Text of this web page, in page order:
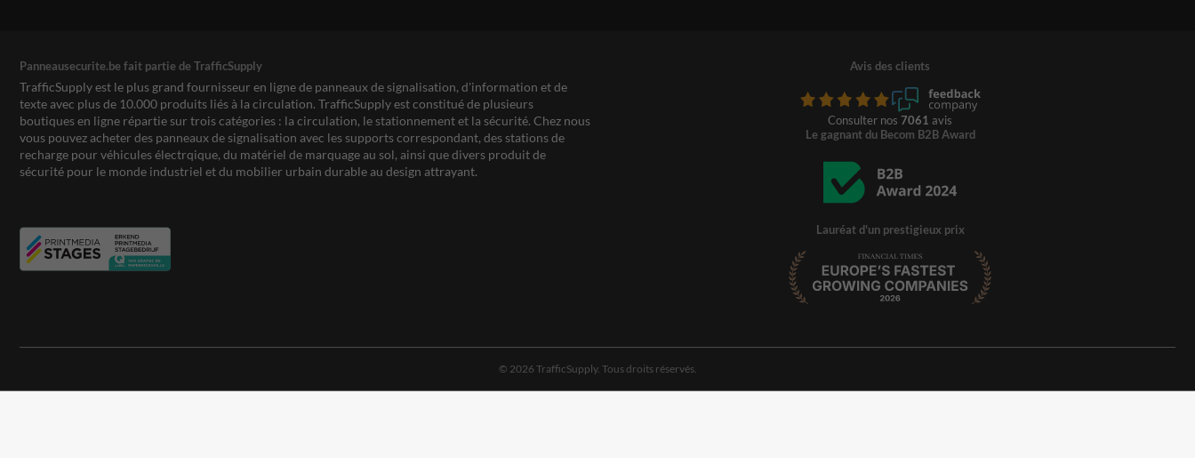
Panneausecurite.be fait partie de TrafficSupply
TrafficSupply est le plus grand fournisseur en ligne de panneaux de signalisation, d'information et de
texte avec plus de 10.000 produits liés à la circulation. TrafficSupply est constitué de plusieurs
boutiques en ligne répartie sur trois catégories : la circulation, le stationnement et la sécurité. Chez nous
vous pouvez acheter des panneaux de signalisation avec les supports correspondant, des stations de
recharge pour véhicules électrqique, du matériel de marquage au sol, ainsi que divers produit de
sécurité pour le monde industriel et du mobilier urbain durable au design attrayant.
Avis des clients
Consulter nos 7061 avis
Le gagnant du Becom B2B Award
Lauréat d'un prestigieux prix
© 2026 TrafficSupply. Tous droits réservés.